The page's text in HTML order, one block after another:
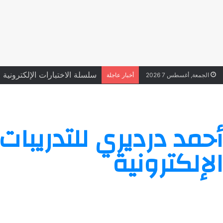
الجمعة, أغسطس 7 2026 أخبار عاجلة سلسلة الاختبارات الإلكترونية
أحمد درديري للتدريبات
الإلكترونية